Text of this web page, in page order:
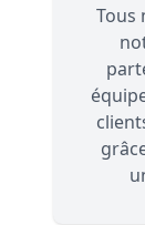
Tous